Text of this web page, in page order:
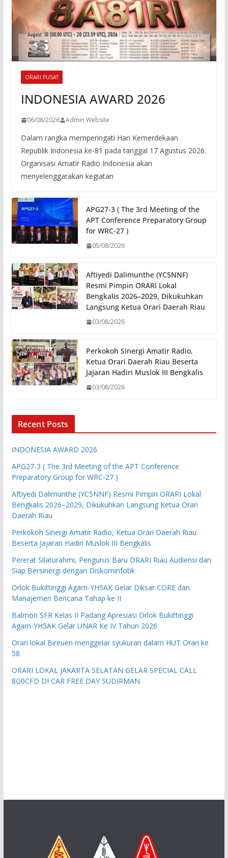
ORARI PUSAT
INDONESIA AWARD 2026
06/08/2026 Admin Website
Dalam rangka memperingati Hari Kemerdekaan
Republik Indonesia ke-81 pada tanggal 17 Agustus 2026.
Organisasi Amatir Radio Indonesia akan
menyelenggarakan kegiatan
APG27-3 ( The 3rd Meeting of the
APT Conference Preparatory Group
for WRC-27 )
05/08/2026
Aftiyedi Dalimunthe (YC5NNF)
Resmi Pimpin ORARI Lokal
Bengkalis 2026–2029, Dikukuhkan
Langsung Ketua Orari Daerah Riau
03/08/2026
Perkokoh Sinergi Amatir Radio,
Ketua Orari Daerah Riau Beserta
Jajaran Hadiri Muslok III Bengkalis
03/08/2026
Recent Posts
INDONESIA AWARD 2026
APG27-3 ( The 3rd Meeting of the APT Conference
Preparatory Group for WRC-27 )
Aftiyedi Dalimunthe (YC5NNF) Resmi Pimpin ORARI Lokal
Bengkalis 2026–2029, Dikukuhkan Langsung Ketua Orari
Daerah Riau
Perkokoh Sinergi Amatir Radio, Ketua Orari Daerah Riau
Beserta Jajaran Hadiri Muslok III Bengkalis
Pererat Silaturahmi, Pengurus Baru ORARI Riau Audiensi dan
Siap Bersinergi dengan Diskominfotik
Orlok Bukittinggi Agam-YH5AK Gelar Diksar CORE dan
Manajemen Bencana Tahap ke II
Balmon SFR Kelas II Padang Apresiasi Orlok Bukittinggi
Agam-YH5AK Gelar UNAR Ke IV Tahun 2026
Orari lokal Bireuen menggelar syukuran dalam HUT Orari ke
58
ORARI LOKAL JAKARTA SELATAN GELAR SPECIAL CALL
8G0CFD DI CAR FREE DAY SUDIRMAN